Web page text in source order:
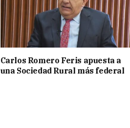
Carlos Romero Feris apuesta a
una Sociedad Rural más federal